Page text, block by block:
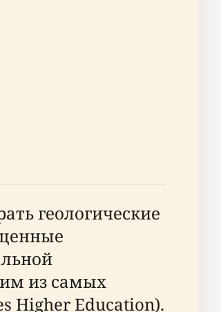
геологические
из самых
Higher Education).